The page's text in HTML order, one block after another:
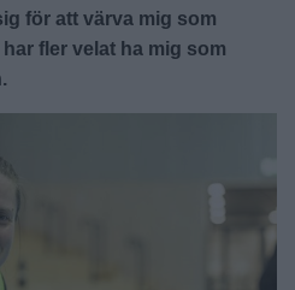
för att värva mig som
fler velat ha mig som